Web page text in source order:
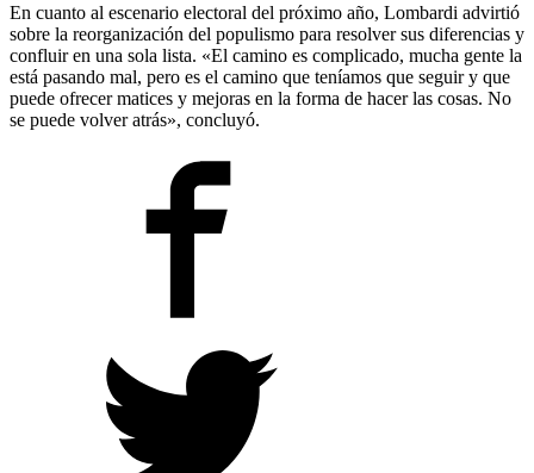
En cuanto al escenario electoral del próximo año, Lombardi advirtió
sobre la reorganización del populismo para resolver sus diferencias y
confluir en una sola lista. «El camino es complicado, mucha gente la
está pasando mal, pero es el camino que teníamos que seguir y que
puede ofrecer matices y mejoras en la forma de hacer las cosas. No
se puede volver atrás», concluyó.